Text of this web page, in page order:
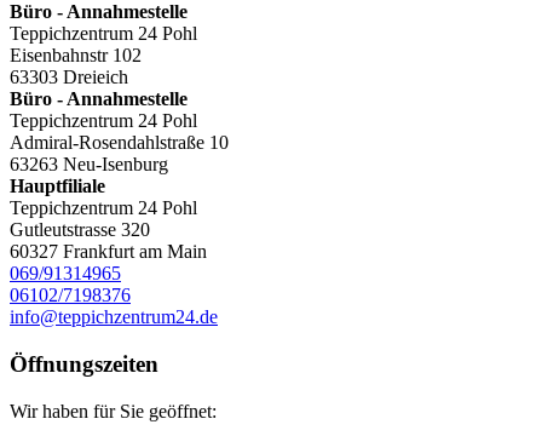
Büro - Annahmestelle
Teppichzentrum 24 Pohl
Eisenbahnstr 102
63303 Dreieich
Büro - Annahmestelle
Teppichzentrum 24 Pohl
Admiral-Rosendahlstraße 10
63263 Neu-Isenburg
Hauptfiliale
Teppichzentrum 24 Pohl
Gutleutstrasse 320
60327 Frankfurt am Main
069/91314965
06102/7198376
info@teppichzentrum24.de
Öffnungszeiten
Wir haben für Sie geöffnet: